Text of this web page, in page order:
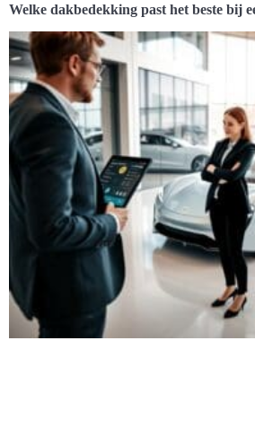
Welke dakbedekking past het beste bij